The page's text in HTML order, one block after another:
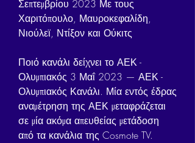
Σεπτεμβρίου 2023 Με τους
Χαριτόπουλο, Μαυροκεφαλίδη,
Νιούλεϊ, Ντίξον και Ούκιτς
Ποιό κανάλι δείχνει το ΑΕΚ -
Ολυμπιακός 3 Μαΐ 2023 — ΑΕΚ -
Ολυμπιακός Κανάλι. Μία εντός έδρας
αναμέτρηση της ΑΕΚ μεταφράζεται
σε μία ακόμα απευθείας μετάδοση
από τα κανάλια της Cosmote TV.